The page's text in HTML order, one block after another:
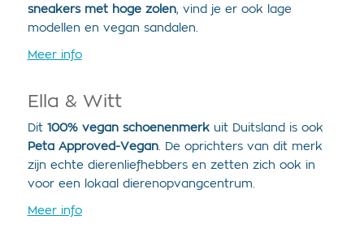
sneakers met hoge zolen, vind je er ook lage
modellen en vegan sandalen.
Meer info
Ella & Witt
Dit 100% vegan schoenenmerkuit Duitsland is ook
Peta Approved-Vegan. De oprichters van dit merk
zijn echte dierenliefhebbers en zetten zich ook in
voor een lokaal dierenopvangcentrum.
Meer info